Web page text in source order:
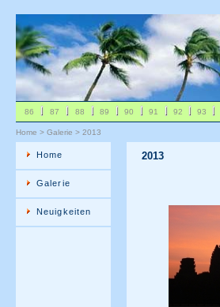
86 87 88 89 90 91 92 93
Home > Galerie > 2013
Home
Galerie
Neuigkeiten
2013